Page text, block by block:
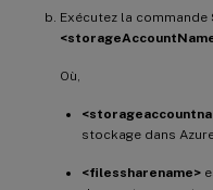
Exécutez la commande
Où,
stockage dans
<filessharename>